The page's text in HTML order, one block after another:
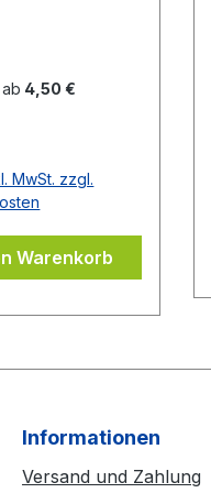
4,50 €
Preis:
MwSt. zzgl.
Warenkorb
Informationen
Versand und Zahlung